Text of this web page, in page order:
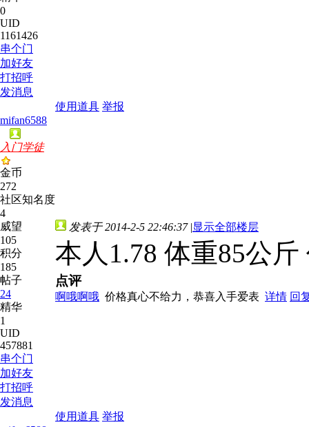
0
UID
1161426
串个门
加好友
打招呼
发消息
使用道具 举报
mifan6588
入门学徒
金币
272
社区知名度
4
威望
105
积分
185
帖子
24
精华
1
UID
457881
串个门
加好友
打招呼
发消息
发表于 2014-2-5 22:46:37 |显示全部楼层
本人1.78 体重85公斤
点评
啊哦啊哦 价格真心不给力，恭喜入手爱表 详情 回
使用道具 举报